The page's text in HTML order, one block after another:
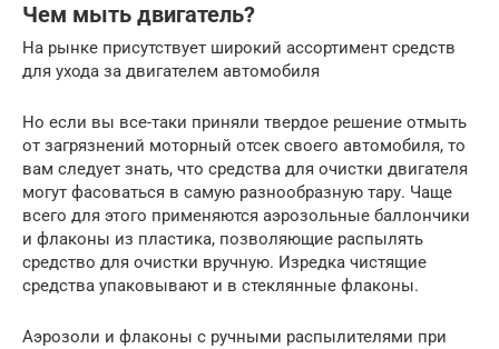
Чем мыть двигатель?
На рынке присутствует широкий ассортимент средств
для ухода за двигателем автомобиля
Но если вы все-таки приняли твердое решение отмыть
от загрязнений моторный отсек своего автомобиля, то
вам следует знать, что средства для очистки двигателя
могут фасоваться в самую разнообразную тару. Чаще
всего для этого применяются аэрозольные баллончики
и флаконы из пластика, позволяющие распылять
средство для очистки вручную. Изредка чистящие
средства упаковывают и в стеклянные флаконы.
Аэрозоли и флаконы с ручными распылителями при